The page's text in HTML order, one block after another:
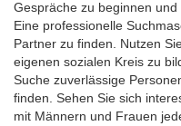
Gespräche zu beginnen
Eine professionelle
Partner zu finden. Nutzen
eigenen sozialen Kreis zu
Suche zuverlässige
finden. Sehen Sie sich
mit Männern und Frauen